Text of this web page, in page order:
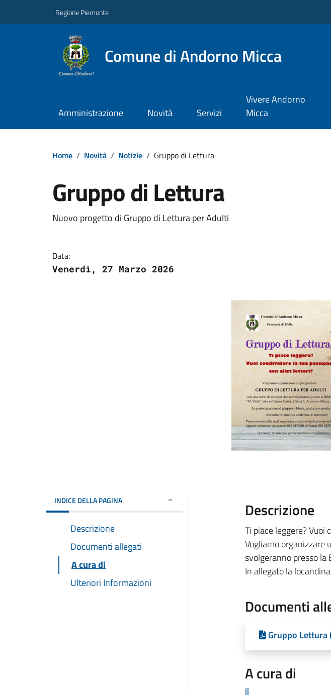
Regione Piemonte
Comune di Andorno Micca
Amministrazione Novità Servizi
Vivere Andorno
Micca
Home / Novità / Notizie / Gruppo di Lettura
Gruppo di Lettura
Nuovo progetto di Gruppo di Lettura per Adulti
Data:
Venerdì, 27 Marzo 2026
INDICE DELLA PAGINA
Descrizione
Documenti allegati
A cura di
Ulteriori Informazioni
Descrizione
Ti piace leggere?
Vogliamo organizzare
svolgeranno presso la
In allegato la
Documenti
Gruppo Lettura
A cura di